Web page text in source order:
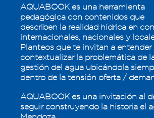
CAPÍTULO
Recursos hídricos de
contexto regional
2.1 - Recursos hídricos superficiales
2.2 - Recursos hídricos subterráneos
2.3 - Humedales, un ecosistema especial
AQUABOOK es una herramienta
pedagógica con contenidos que
describen la realidad hídrica en
internacionales, nacionales y
Planteos que te invitan a entender
contextualizar la problemática de
gestión del agua ubicándola
dentro de la tensión oferta /
AQUABOOK es una invitación al
seguir construyendo la historia el